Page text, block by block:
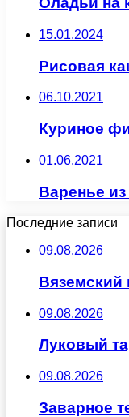
15.01.2024
Рисовая
06.10.2021
Куриное
01.06.2021
Варенье
Последние записи
09.08.2026
Вяземский
09.08.2026
Луковый
09.08.2026
Заварное